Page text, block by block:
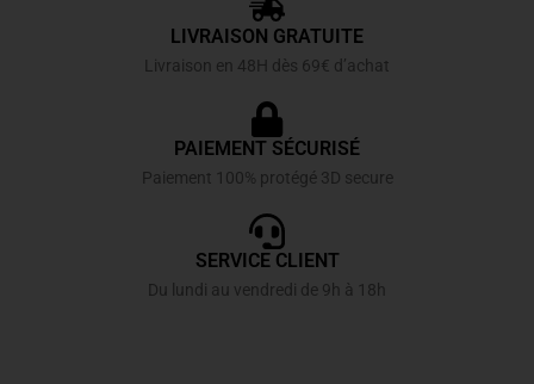
LIVRAISON GRATUITE
Livraison en 48H dès 69€ d’achat
PAIEMENT SÉCURISÉ
Paiement 100% protégé 3D secure
SERVICE CLIENT
Du lundi au vendredi de 9h à 18h